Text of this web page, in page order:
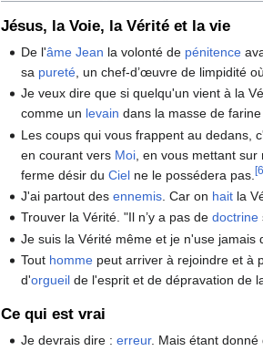
Jésus, la Voie, la Vérité et la vie
De l'âme Jean la volonté de pénitence
sa pureté , un chef-d’œuvre de limpidité
Je veux dire que si quelqu'un vient à la
comme un levain dans la masse de
Les coups qui vous frappent au dedans,
en courant vers Moi , en vous mettant
ferme désir duCiel ne le possédera pas.
J'ai partout desennemis . Car on hait la
Trouver la Vérité. "Il n’y a pas dedoctrine
Je suis la Vérité même et je n'use jamais
Tout homme peut arriver à rejoindre et à
d'orgueil de l'esprit et de dépravation de
Ce qui est vrai
Je devrais dire :erreur. Mais étant